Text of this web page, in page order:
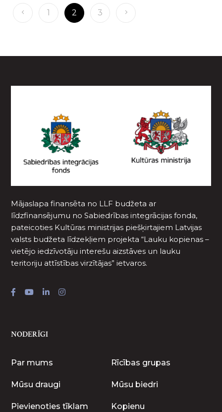
1 2 3
Mājaslapa finansēta no LLF budžeta ar
līdzfinansējumu no Sabiedrības integrācijas fonda,
pateicoties Kultūras ministrijas piešķirtajiem Latvijas
valsts budžeta līdzekļiem projekta “Lauku kopienas –
vietējo iedzīvotāju interešu aizstāves un lauku
teritoriju attīstības virzītājas” ietvaros.
NODERĪGI
Par mums Rīcības grupas
Mūsu draugi Mūsu biedri
Pievienoties tīklam
Kopienu